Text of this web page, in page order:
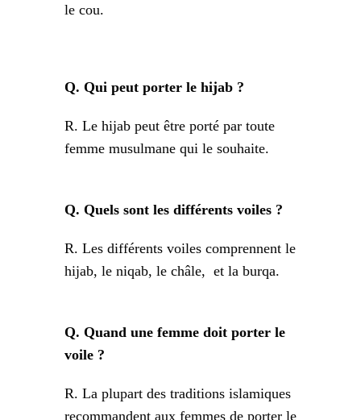
le cou.
Q. Qui peut porter le hijab ?
R. Le hijab peut être porté par toute
femme musulmane qui le souhaite.
Q. Quels sont les différents voiles ?
R. Les différents voiles comprennent le
hijab, le niqab, le châle, et la burqa.
Q. Quand une femme doit porter le
voile ?
R. La plupart des traditions islamiques
recommandent aux femmes de porter le